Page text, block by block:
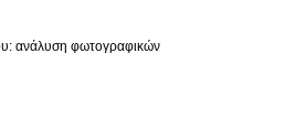
ανάλυση φωτογραφικών